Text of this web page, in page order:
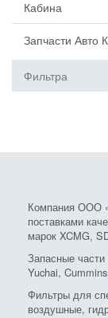
Кабина
Запчасти Авто
Фильтра
Компания ООО
поставками
марок XCMG,
Запасные
Yuchai,
Фильтры для
воздушные,